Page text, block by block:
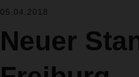
05.04.2018
Neuer